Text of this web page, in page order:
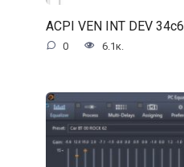
ACPI VEN INT DEV 34c6
0 6.1к.